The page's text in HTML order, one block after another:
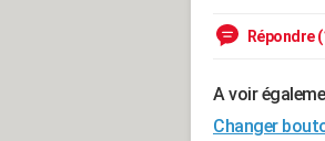
Répondre
A voir
Changer